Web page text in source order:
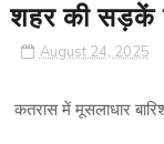
शहर की सड़कें
August 24, 2025
कतरास में मूसलाधार